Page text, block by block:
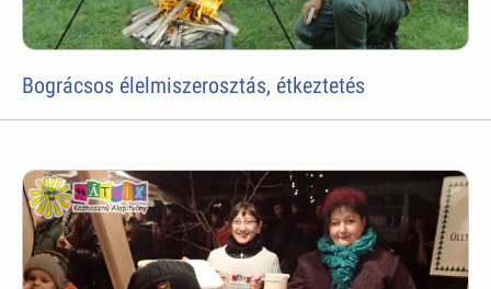
Bográcsos élelmiszerosztás, étkeztetés